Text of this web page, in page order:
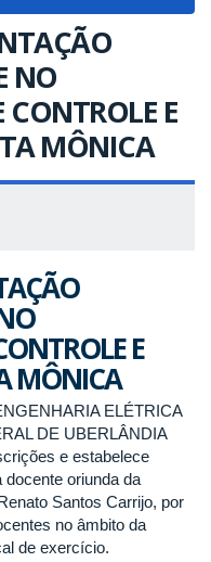
NO
E
MÔNICA
E
MÔNICA
ELÉTRICA
DE UBERLÂNDIA
e estabelece
oriunda da
Santos Carrijo, por
no âmbito da
de exercício.